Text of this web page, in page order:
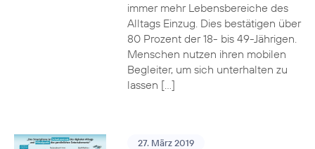
immer mehr Lebensbereiche des
Alltags Einzug. Dies bestätigen über
80 Prozent der 18- bis 49-Jährigen.
Menschen nutzen ihren mobilen
Begleiter, um sich unterhalten zu
lassen […]
27. März 2019